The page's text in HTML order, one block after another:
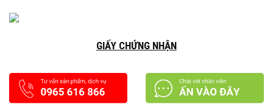
GIẤY CHỨNG NHẬN